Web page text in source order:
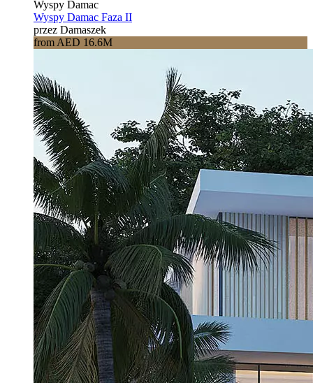
Wyspy Damac
Wyspy Damac Faza II
przez Damaszek
from AED 16.6M